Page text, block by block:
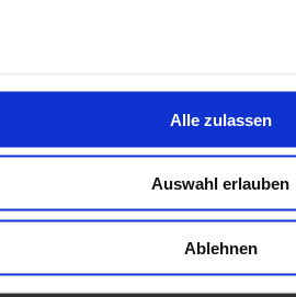
Alle zulassen
Auswahl erlauben
Ablehnen